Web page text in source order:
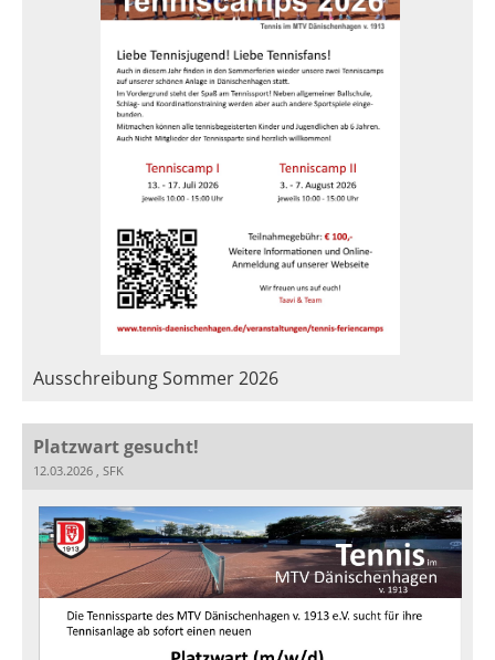
Ausschreibung Sommer 2026
Platzwart gesucht!
12.03.2026 , SFK